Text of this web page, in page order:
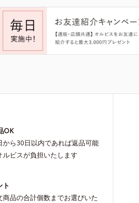
OK
から30日以内であれば返品可能
ビスが負担いたします
ト
商品の合計個数までお選びいた